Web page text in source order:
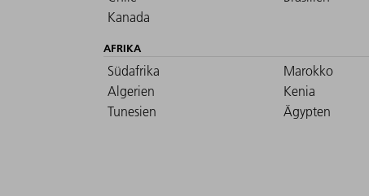
Kanada
AFRIKA
Südafrika
Marokko
Algerien
Kenia
Tunesien
Ägypten